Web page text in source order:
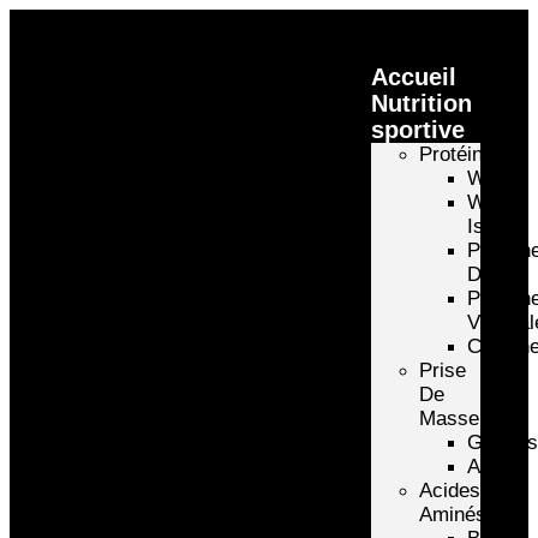
Accueil
Nutrition
sportive
Protéines
Whey
Whey
Isolate
D’oeuf
Prise
De
Masse
Gainers
Autre
Acides
Aminés